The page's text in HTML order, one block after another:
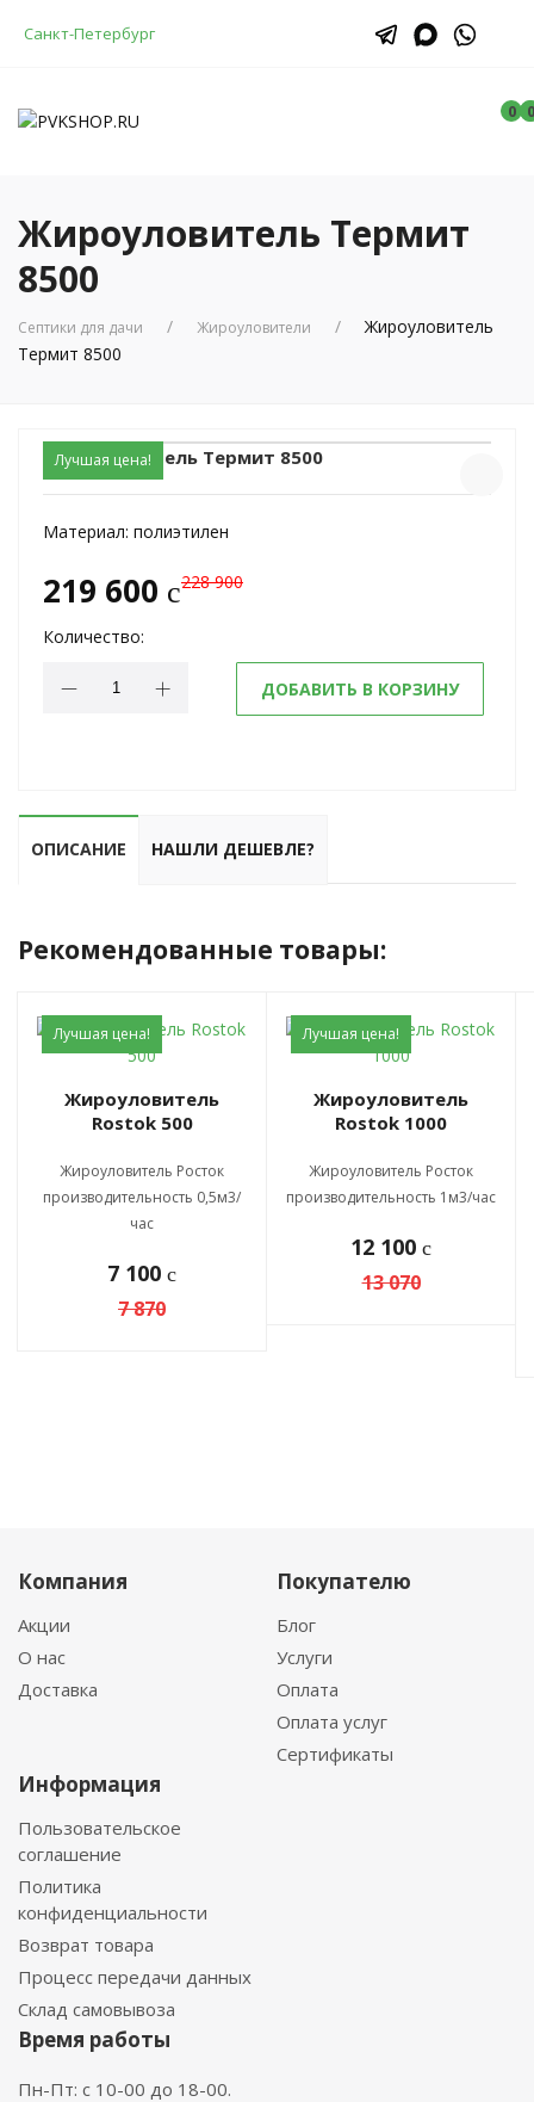
Санкт-Петербург
0 0
0
Жироуловитель Термит
8500
Септики для дачи Жироуловители
Жироуловитель
Термит 8500
Лучшая цена!
Жироуловитель Термит 8500
Материал: полиэтилен
219 600 c228 900
Количество:
ДОБАВИТЬ В КОРЗИНУ
ОПИСАНИЕ НАШЛИ ДЕШЕВЛЕ?
Рекомендованные товары:
Лучшая цена!
Жироуловитель
Rostok 500
Жироуловитель Росток
производительность 0,5м3/
час
7 100 c
7 870
Лучшая цена!
Жироуловитель
Rostok 1000
Жироуловитель Росток
производительность 1м3/час
12 100 c
13 070
Компания
Акции
О нас
Доставка
Покупателю
Блог
Услуги
Оплата
Оплата услуг
Сертификаты
Информация
Пользовательское
соглашение
Политика
конфиденциальности
Возврат товара
Процесс передачи данных
Склад самовывоза
Время работы
Пн-Пт: с 10-00 до 18-00.